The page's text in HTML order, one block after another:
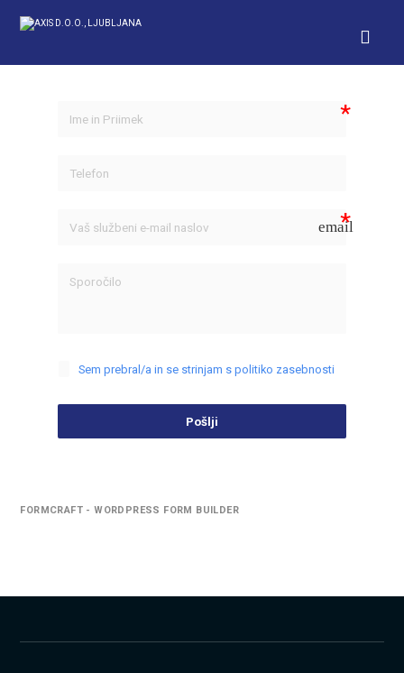
email
Sem prebral/a in se strinjam s politiko zasebnosti
Pošlji
FORMCRAFT - WORDPRESS FORM BUILDER